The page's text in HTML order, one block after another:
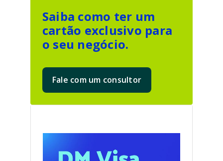
Saiba como ter um
cartão exclusivo para
o seu negócio.
Fale com um consultor